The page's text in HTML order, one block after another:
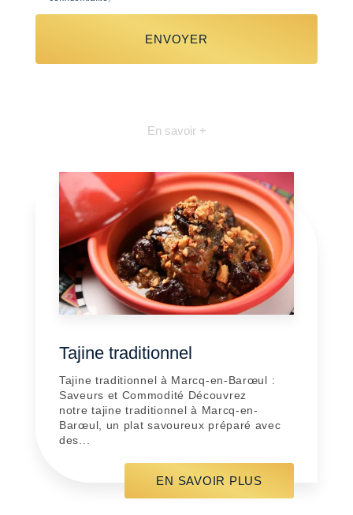
En savoir +
Tajine traditionnel
Tajine traditionnel à Marcq-en-Barœul :
Saveurs et Commodité Découvrez
notre tajine traditionnel à Marcq-en-
Barœul, un plat savoureux préparé avec
des...
EN SAVOIR PLUS